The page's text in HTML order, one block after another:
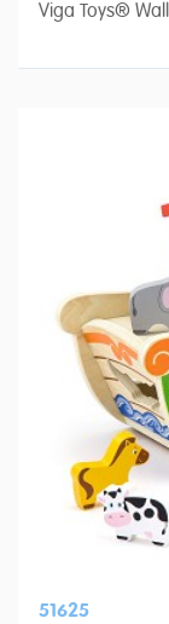
Viga Toys®
51625